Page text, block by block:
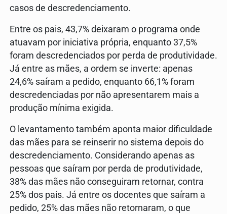
casos de descredenciamento.
Entre os pais, 43,7% deixaram o programa onde
atuavam por iniciativa própria, enquanto 37,5%
foram descredenciados por perda de produtividade.
Já entre as mães, a ordem se inverte: apenas
24,6% saíram a pedido, enquanto 66,1% foram
descredenciadas por não apresentarem mais a
produção mínima exigida.
O levantamento também aponta maior dificuldade
das mães para se reinserir no sistema depois do
descredenciamento. Considerando apenas as
pessoas que saíram por perda de produtividade,
38% das mães não conseguiram retornar, contra
25% dos pais. Já entre os docentes que saíram a
pedido, 25% das mães não retornaram, o que